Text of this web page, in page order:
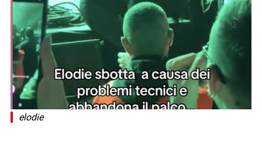
elodie